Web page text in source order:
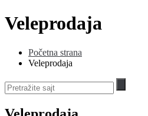
Veleprodaja
Početna strana
Veleprodaja